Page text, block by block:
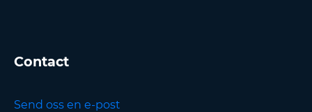
Contact
Send oss en e-post